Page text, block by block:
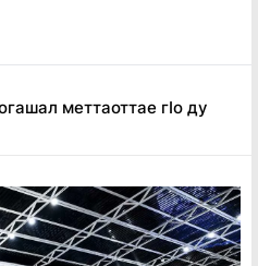
меттаоттае гӏо ду